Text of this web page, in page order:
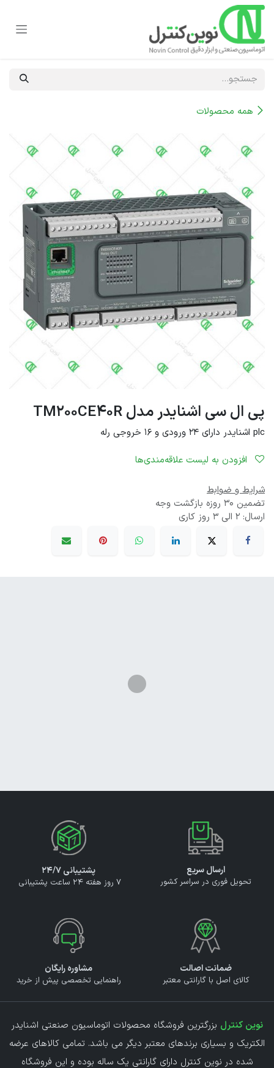
صرف نظر و مشاهده محتوا
همه محصولات
پی ال سی اشنایدر مدل TM200CE40R
plc اشنایدر دارای 24 ورودی و 16 خروجی رله
شرایط و ضوابط
تضمین 30 روزه بازگشت وجه
ارسال: 2 الی 3 روز کاری
ارسال سریع
تحویل فوری در سراسر کشور
پشتیبانی ۲۴/۷
7 روز هفته 24 ساعت پشتیبانی
ضمانت اصالت
کالای اصل با گارانتی معتبر
مشاوره رایگان
راهنمایی تخصصی پیش از خرید
نوین کنترل بزرگترین فروشگاه محصولات اتوماسیون صنعتی اشنایدر
الکتریک و بسیاری برندهای معتبر دیگر می باشد. تمامی کالاهای عرضه
شده در نوین کنترل دارای گارانتی یک ساله بوده و این فروشگاه